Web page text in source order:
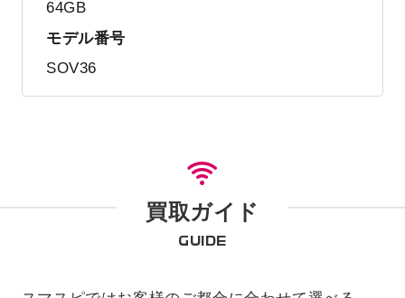
64GB
モデル番号
SOV36
買取ガイド
GUIDE